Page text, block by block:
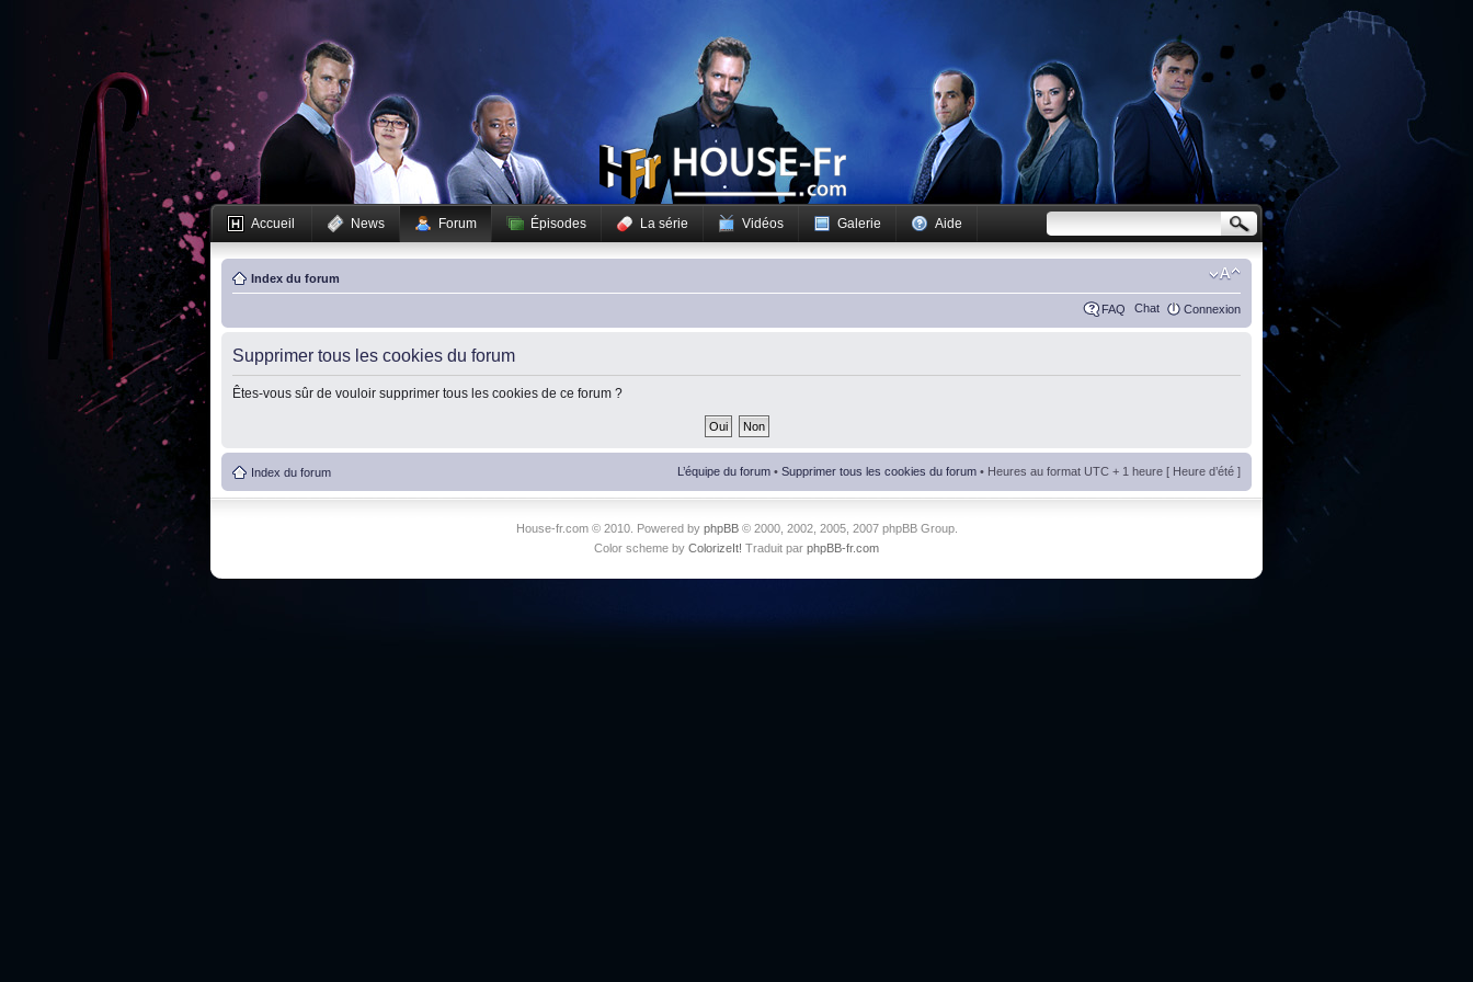
Accueil News Forum Épisodes La série Vidéos Galerie Aide
Index du forum
FAQ Chat Connexion
Supprimer tous les cookies du forum
Êtes-vous sûr de vouloir supprimer tous les cookies de ce forum ?
Index du forum L’équipe du forum • Supprimer tous les cookies du forum • Heures au format UTC + 1 heure [ Heure d’été ]
House-fr.com © 2010. Powered by phpBB© 2000, 2002, 2005, 2007 phpBB Group.
Color scheme by ColorizeIt! Traduit par phpBB-fr.com